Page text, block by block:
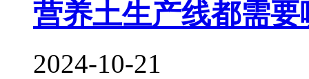
营养土生产线都需
2024-10-21